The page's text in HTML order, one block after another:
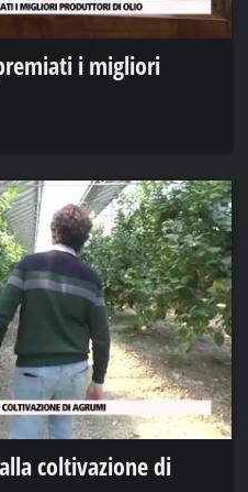
i migliori
coltivazione di